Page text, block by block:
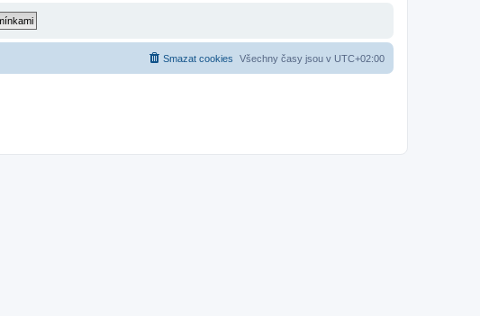
Všechny časy jsou v UTC+02:00
Smazat cookies